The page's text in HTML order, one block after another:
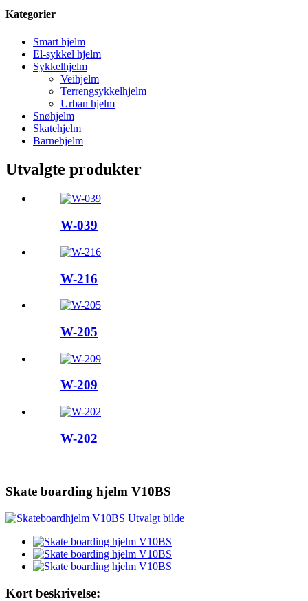
Kategorier
Smart hjelm
El-sykkel hjelm
Sykkelhjelm
Veihjelm
Terrengsykkelhjelm
Urban hjelm
Snøhjelm
Skatehjelm
Barnehjelm
Utvalgte produkter
W-039
W-216
W-205
W-209
W-202
Skate boarding hjelm V10BS
Kort beskrivelse: